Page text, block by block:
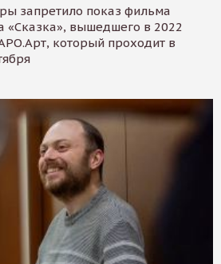
запретило показ фильма
«Сказка», вышедшего в 2022
который проходит в